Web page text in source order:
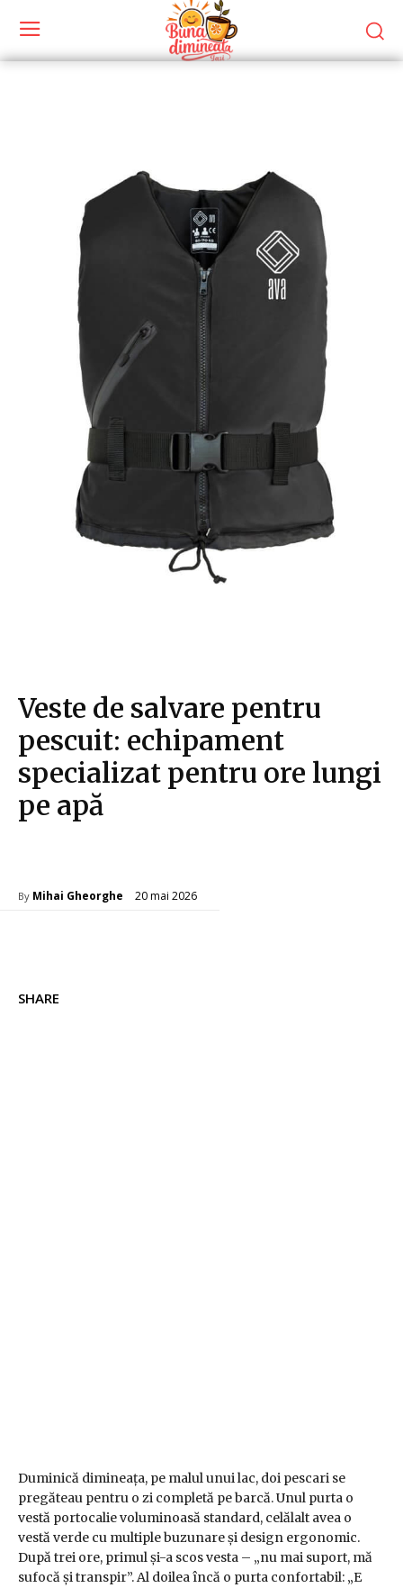
Veste de salvare pentru
pescuit: echipament
specializat pentru ore lungi
pe apă
By Mihai Gheorghe 20 mai 2026
SHARE
Duminică dimineața, pe malul unui lac, doi pescari se
pregăteau pentru o zi completă pe barcă. Unul purta o
vestă portocalie voluminoasă standard, celălalt avea o
vestă verde cu multiple buzunare și design ergonomic.
După trei ore, primul și-a scos vesta – „nu mai suport, mă
sufocă și transpir”. Al doilea încă o purta confortabil: „E